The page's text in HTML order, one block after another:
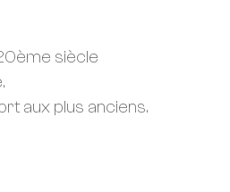
siècle
aux plus anciens.